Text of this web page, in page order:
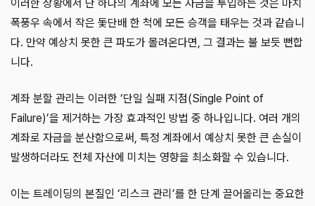
이러한 상황에서 단 하나의 계좌에 모든 자금을 투입하는 것은 마치
폭풍우 속에서 작은 돛단배 한 척에 모든 승객을 태우는 것과 같습니
다. 만약 예상치 못한 큰 파도가 몰려온다면, 그 결과는 불 보듯 뻔합
니다.
계좌 분할 관리는 이러한 ‘단일 실패 지점(Single Point of
Failure)’을 제거하는 가장 효과적인 방법 중 하나입니다. 여러 개의
계좌로 자금을 분산함으로써, 특정 계좌에서 예상치 못한 큰 손실이
발생하더라도 전체 자산에 미치는 영향을 최소화할 수 있습니다.
이는 트레이딩의 본질인 ‘리스크 관리’를 한 단계 끌어올리는 중요한